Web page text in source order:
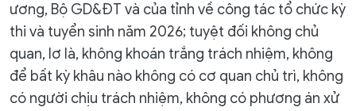
ương, Bộ GD&ĐT và của tỉnh về công tác tổ chức kỳ
thi và tuyển sinh năm 2026; tuyệt đối không chủ
quan, lơ là, không khoán trắng trách nhiệm, không
để bất kỳ khâu nào không có cơ quan chủ trì, không
có người chịu trách nhiệm, không có phương án xử